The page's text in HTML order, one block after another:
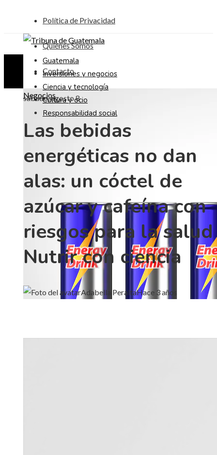
Política de Privacidad
Quiénes Somos
Contacto
sábado, agosto 8
Guatemala
Inversiones y negocios
Ciencia y tecnología
Cultura y ocio
Responsabilidad social
Negocios
Las bebidas
energéticas no dan
alas: un cóctel de
azúcar y cafeína con
riesgos para la
Nutrir con ciencia
Adabella PeraltaHace 3 años